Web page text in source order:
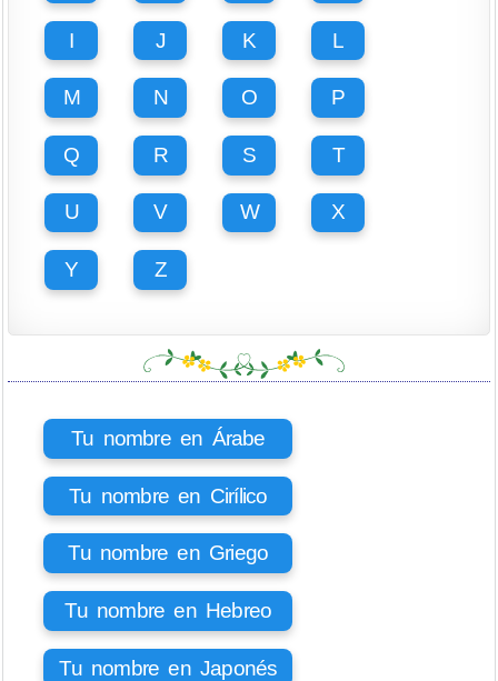
I J K L
M N O P
Q R S T
U V W X
Y Z
Tu nombre en Árabe
Tu nombre en Cirílico
Tu nombre en Griego
Tu nombre en Hebreo
Tu nombre en Japonés